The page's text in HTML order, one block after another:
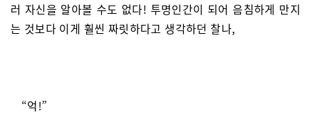
러 자신을 알아볼 수도 없다! 투명인간이 되어 음침하게 만지
는 것보다 이게 훨씬 짜릿하다고 생각하던 찰나,
“억!”